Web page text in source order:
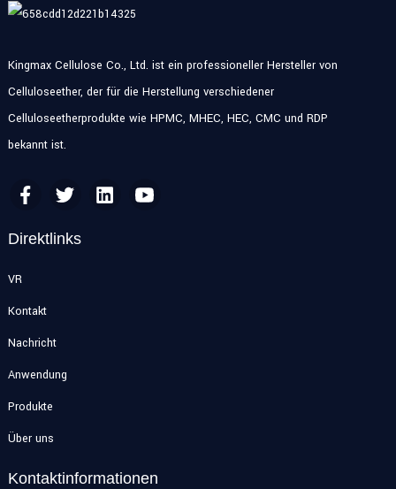
Kingmax Cellulose Co., Ltd. ist ein professioneller Hersteller von
Celluloseether, der für die Herstellung verschiedener
Celluloseetherprodukte wie HPMC, MHEC, HEC, CMC und RDP
bekannt ist.
Direktlinks
VR
Kontakt
Nachricht
Anwendung
Produkte
Über uns
Kontaktinformationen